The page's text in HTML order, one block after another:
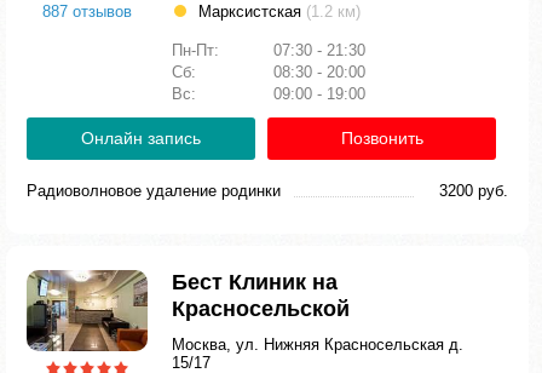
887 отзывов
Марксистская (1.2 км)
Пн-Пт:
07:30 - 21:30
Сб:
08:30 - 20:00
Вс:
09:00 - 19:00
Онлайн запись Позвонить
Радиоволновое удаление родинки 3200 руб.
Бест Клиник на
Красносельской
Москва, ул. Нижняя Красносельская д.
15/17